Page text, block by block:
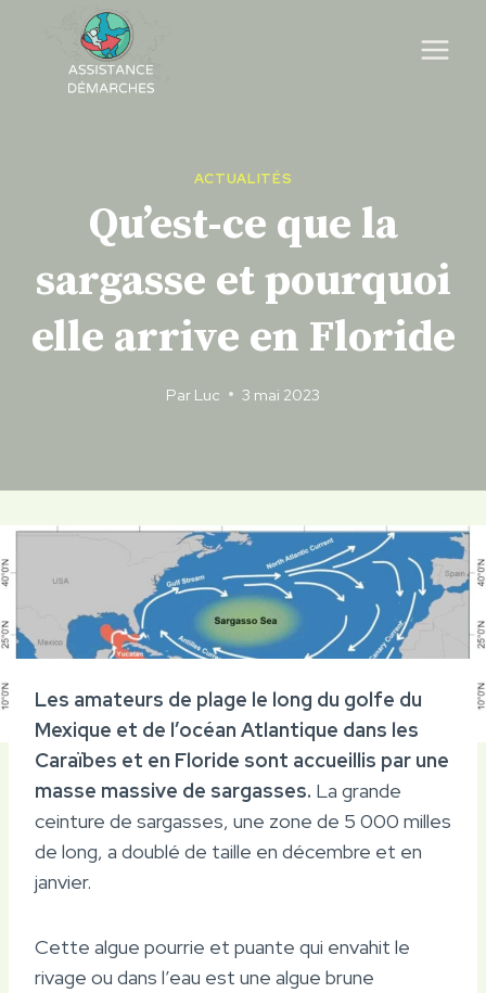
content
ACTUALITÉS
Qu’est-ce que la
sargasse et pourquoi
elle arrive en Floride
Par Luc 3 mai 2023
Les amateurs de plage le long du golfe du
Mexique et de l’océan Atlantique dans les
Caraïbes et en Floride sont accueillis par une
masse massive de sargasses. La grande
ceinture de sargasses, une zone de 5 000 milles
de long, a doublé de taille en décembre et en
janvier.
Cette algue pourrie et puante qui envahit le
rivage ou dans l’eau est une algue brune